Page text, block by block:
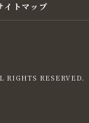
イトマップ
RIGHTS RESERVED.